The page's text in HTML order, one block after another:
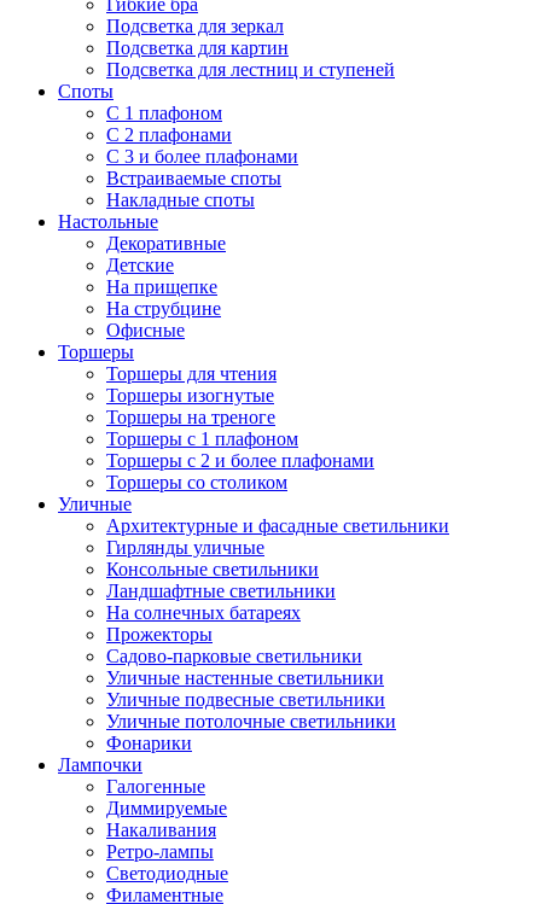
Гибкие бра
Подсветка для зеркал
Подсветка для картин
Подсветка для лестниц и ступеней
Споты
С 1 плафоном
С 2 плафонами
С 3 и более плафонами
Встраиваемые споты
Накладные споты
Настольные
Декоративные
Детские
На прищепке
На струбцине
Офисные
Торшеры
Торшеры для чтения
Торшеры изогнутые
Торшеры на треноге
Торшеры с 1 плафоном
Торшеры с 2 и более плафонами
Торшеры со столиком
Уличные
Архитектурные и фасадные светильники
Гирлянды уличные
Консольные светильники
Ландшафтные светильники
На солнечных батареях
Прожекторы
Садово-парковые светильники
Уличные настенные светильники
Уличные подвесные светильники
Уличные потолочные светильники
Фонарики
Лампочки
Галогенные
Диммируемые
Накаливания
Ретро-лампы
Светодиодные
Филаментные